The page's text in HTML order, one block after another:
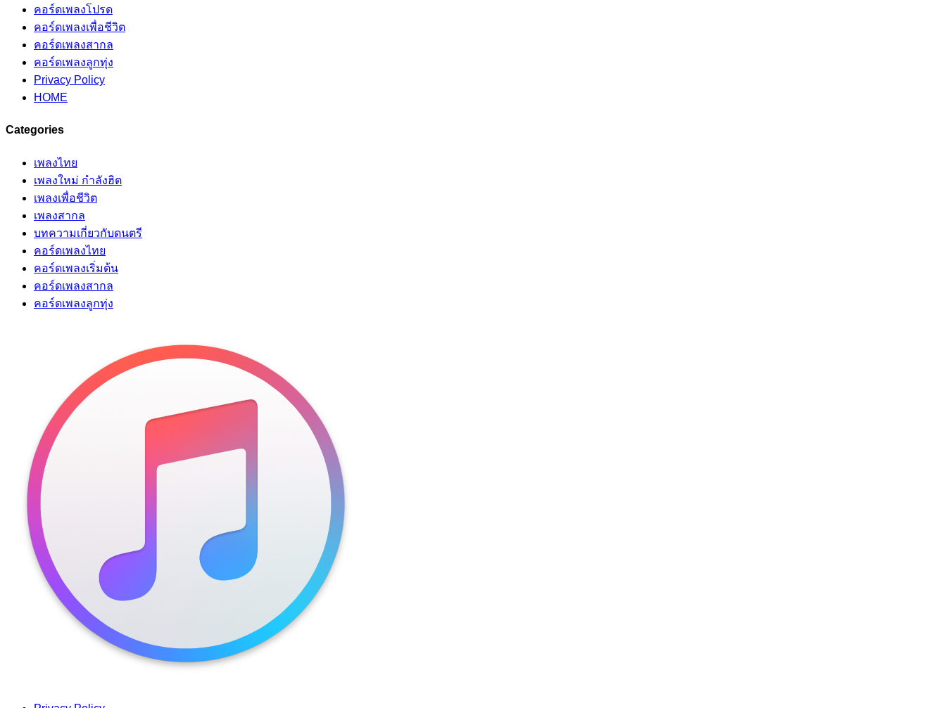
คอร์ดเพลงโปรด
คอร์ดเพลงเพื่อชีวิต
คอร์ดเพลงสากล
คอร์ดเพลงลูกทุ่ง
Privacy Policy
HOME
Categories
เพลงไทย
เพลงใหม่ กำลังฮิต
เพลงเพื่อชีวิต
เพลงสากล
บทความเกี่ยวกับดนตรี
คอร์ดเพลงไทย
คอร์ดเพลงเริ่มต้น
คอร์ดเพลงสากล
คอร์ดเพลงลูกทุ่ง